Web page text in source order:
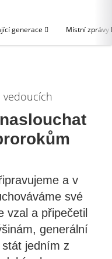
generace Místní zprávy
vedoucích
a v
své
vzal a připečetil
generální
jedním z